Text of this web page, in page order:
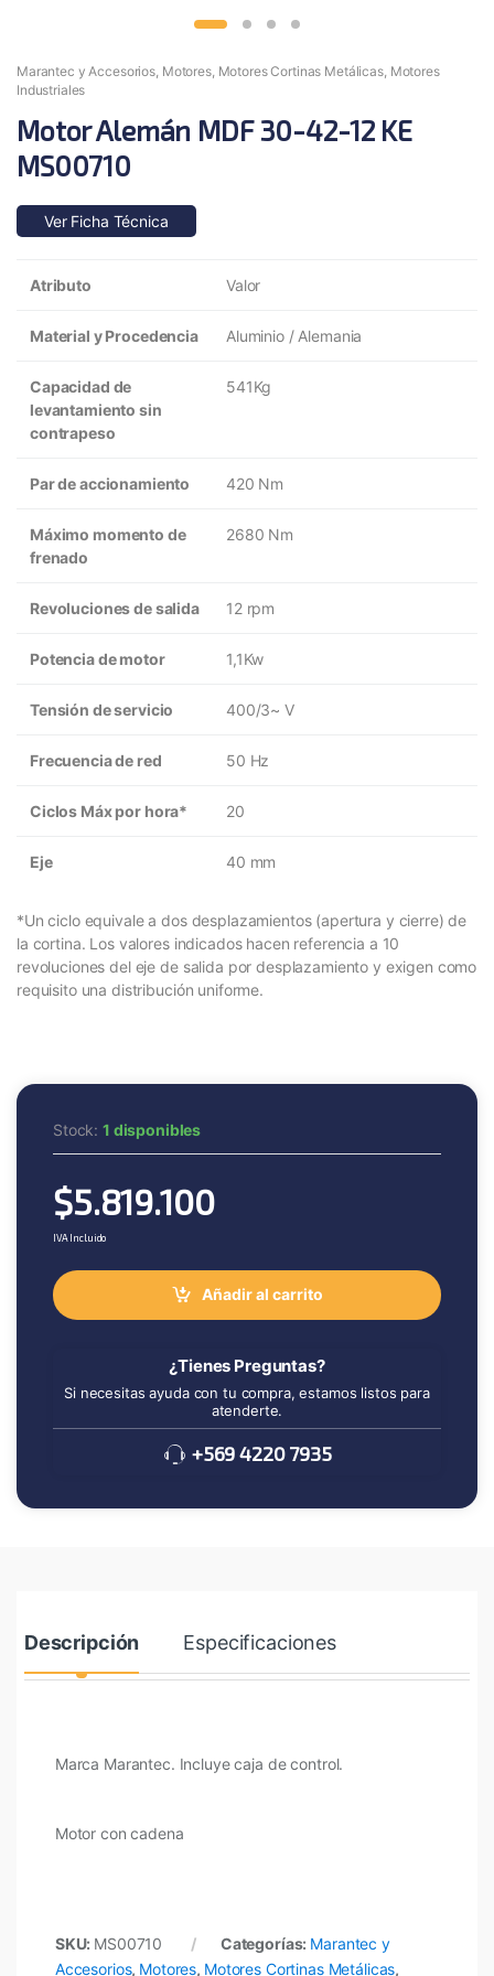
Marantec y Accesorios, Motores, Motores Cortinas Metálicas, Motores
Industriales
Motor Alemán MDF 30-42-12 KE
MS00710
Ver Ficha Técnica
Atributo Valor
Material y Procedencia Aluminio / Alemania
Capacidad de
levantamiento sin
contrapeso
541Kg
Par de accionamiento 420 Nm
Máximo momento de
frenado
2680 Nm
Revoluciones de salida 12 rpm
Potencia de motor 1,1Kw
Tensión de servicio 400/3~ V
Frecuencia de red 50 Hz
Ciclos Máx por hora* 20
Eje 40 mm
*Un ciclo equivale a dos desplazamientos (apertura y cierre) de
la cortina. Los valores indicados hacen referencia a 10
revoluciones del eje de salida por desplazamiento y exigen como
requisito una distribución uniforme.
Stock:1 disponibles
$5.819.100
IVA Incluido
Añadir al carrito
¿Tienes Preguntas?
Si necesitas ayuda con tu compra, estamos listos para
atenderte.
+569 4220 7935
Descripción Especificaciones
Marca Marantec. Incluye caja de control.
Motor con cadena
SKU: MS00710 Categorías: Marantec y
Accesorios, Motores, Motores Cortinas Metálicas,